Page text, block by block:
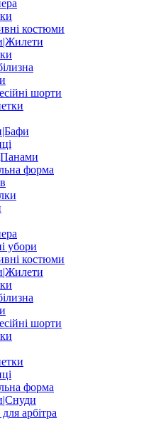
костюми
шорти
форма
убори
костюми
шорти
форма
арбітра